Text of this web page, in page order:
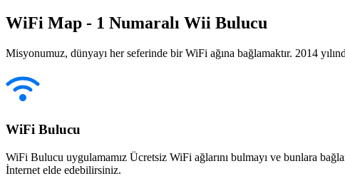
WiFi Map - 1 Numaralı Wii Bulucu
Misyonumuz, dünyayı her seferinde bir WiFi ağına bağlamaktır. 2014
WiFi Bulucu
WiFi Bulucu uygulamamız Ücretsiz WiFi ağlarını bulmayı ve bunlara
İnternet elde edebilirsiniz.